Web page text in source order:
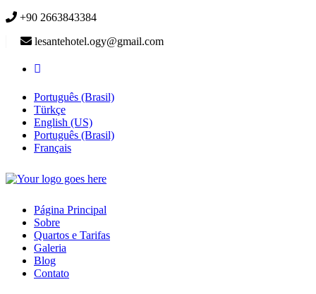
+90 2663843384
lesantehotel.ogy@gmail.com
Português (Brasil)
Türkçe
English (US)
Português (Brasil)
Français
Página Principal
Sobre
Quartos e Tarifas
Galeria
Blog
Contato